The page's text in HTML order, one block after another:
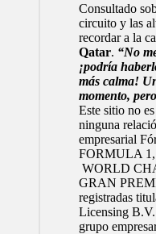
Consultado
circuito y las
recordar a la
Qatar. “No
¡podría
más calma!
momento,
Este sitio no
ninguna
empresarial
FORMULA
WORLD
GRAN
registradas
Licensing
grupo